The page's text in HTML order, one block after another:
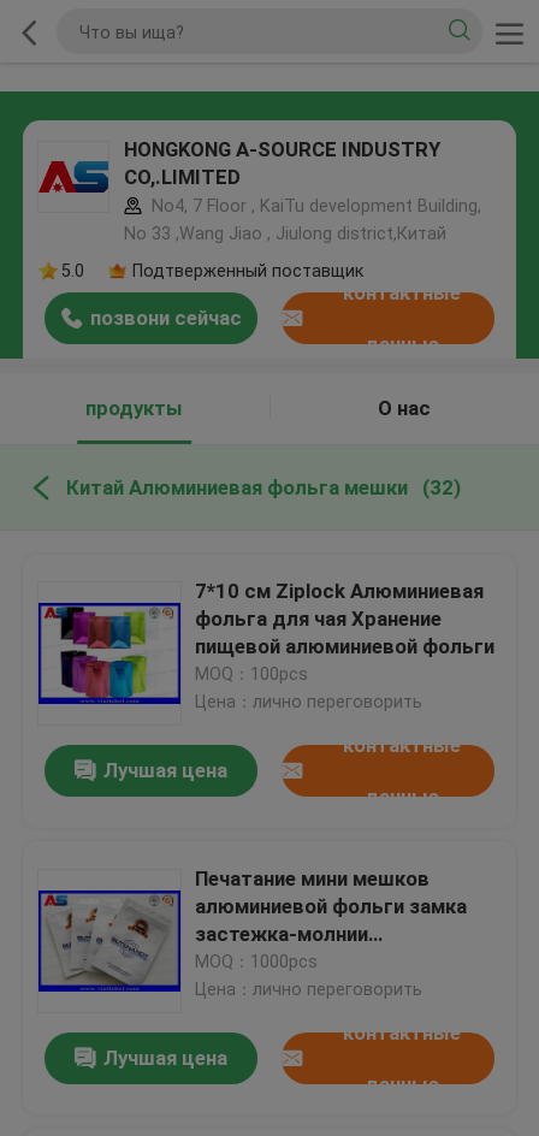
HONGKONG A-SOURCE INDUSTRY
CO,.LIMITED
No4, 7 Floor , KaiTu development Building,
No 33 ,Wang Jiao , Jiulong district,Китай
5.0
Подтверженный поставщик
позвони сейчас
контактные
данные
продукты О нас
Китай Алюминиевая фольга мешки (32)
7*10 см Ziplock Алюминиевая
фольга для чая Хранение
пищевой алюминиевой фольги
MOQ：100pcs
Цена：лично переговорить
Лучшая цена
контактные
данные
Печатание мини мешков
алюминиевой фольги замка
застежка-молнии
изготовленное на заказ/
стероидная
планшета
MOQ：1000pcs
Цена：лично переговорить
Лучшая цена
контактные
данные